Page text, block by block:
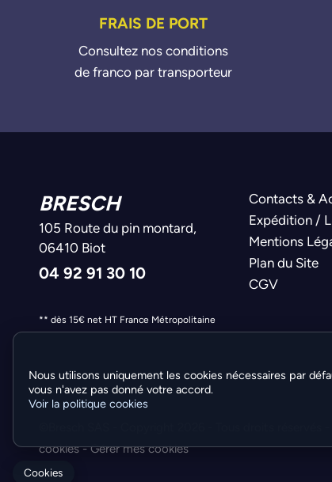
FRAIS DE PORT
Consultez nos conditions
de franco par transporteur
BRESCH
105 Route du pin montard,
06410 Biot
04 92 91 30 10
Contacts &
Expédition /
Mentions
Plan du Site
CGV
** dès 15€ net HT France Métropolitaine
cookies-Gérer mes cookies
Cookies
Nous utilisons uniquement les cookies nécessaires par
vous n'avez pas donné votre accord.
Voir la politique cookies